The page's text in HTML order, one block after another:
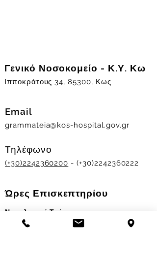
Γενικό Νοσοκομείο - Κ.Υ. Κω
Ιπποκράτους 34, 85300, Κως
Email
grammateia@kos-hospital.gov.gr
Τηλέφωνο
(+30)2242360200 - (+30)2242360222
Ώρες Επισκεπτηρίου
Νοσηλευτικά Τμήματα
Χειμερινό ωράριο: 11.00-13.00
17.30-19.30